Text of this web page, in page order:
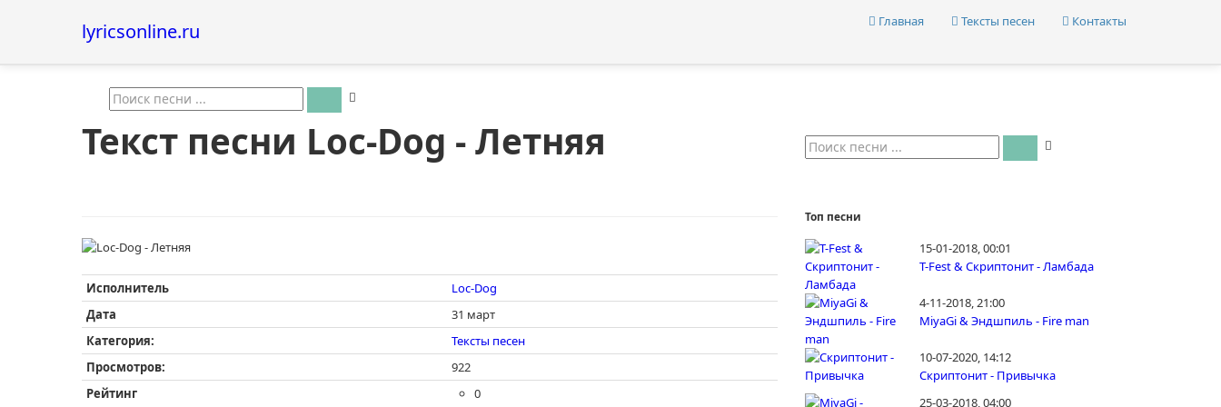
lyricsonline.ru Главная Тексты песен Контакты
Текст песни Loc-Dog - Летняя
Исполнитель
Loc-Dog
Дата
31 март
Категория:
Тексты песен
Просмотров:
922
Рейтинг
0
Топ песни
15-01-2018, 00:01
T-Fest & Скриптонит - Ламбада
4-11-2018, 21:00
MiyaGi & Эндшпиль - Fire man
10-07-2020, 14:12
Скриптонит - Привычка
25-03-2018, 04:00